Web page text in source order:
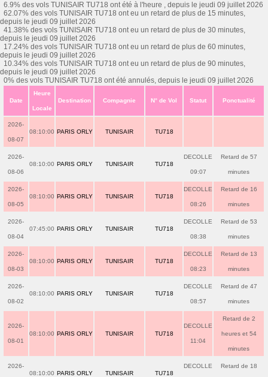
6.9% des vols TUNISAIR TU718 ont été à l'heure , depuis le jeudi 09 juillet 2026
62.07% des vols TUNISAIR TU718 ont eu un retard de plus de 15 minutes,
depuis le jeudi 09 juillet 2026
41.38% des vols TUNISAIR TU718 ont eu un retard de plus de 30 minutes,
depuis le jeudi 09 juillet 2026
17.24% des vols TUNISAIR TU718 ont eu un retard de plus de 60 minutes,
depuis le jeudi 09 juillet 2026
10.34% des vols TUNISAIR TU718 ont eu un retard de plus de 90 minutes,
depuis le jeudi 09 juillet 2026
0% des vols TUNISAIR TU718 ont été annulés, depuis le jeudi 09 juillet 2026
Date
Heure
Locale
Destination Compagnie N° de Vol Statut Ponctualité
2026-
08-07
08:10:00 PARIS ORLY TUNISAIR TU718
2026-
08-06
08:10:00 PARIS ORLY TUNISAIR TU718
DECOLLE
09:07
Retard de 57
minutes
2026-
08-05
08:10:00 PARIS ORLY TUNISAIR TU718
DECOLLE
08:26
Retard de 16
minutes
2026-
08-04
07:45:00 PARIS ORLY TUNISAIR TU718
DECOLLE
08:38
Retard de 53
minutes
2026-
08-03
08:10:00 PARIS ORLY TUNISAIR TU718
DECOLLE
08:23
Retard de 13
minutes
2026-
08-02
08:10:00 PARIS ORLY TUNISAIR TU718
DECOLLE
08:57
Retard de 47
minutes
2026-
08-01
08:10:00 PARIS ORLY TUNISAIR TU718
DECOLLE
11:04
Retard de 2
heures et 54
minutes
2026-
08:10:00 PARIS ORLY TUNISAIR TU718
DECOLLE Retard de 18